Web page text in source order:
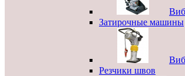
Затирочные машины
Резчики швов